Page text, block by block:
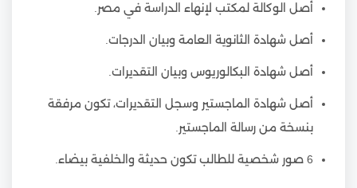
أصل الوكالة لمكتب لإنهاء الدراسة في مصر.
أصل شهادة الثانوية العامة وبيان الدرجات.
أصل شهادة البكالوريوس وبيان التقديرات.
أصل شهادة الماجستير وسجل التقديرات، تكون مرفقة
بنسخة من رسالة الماجستير.
6 صور شخصية للطالب تكون حديثة والخلفية بيضاء.